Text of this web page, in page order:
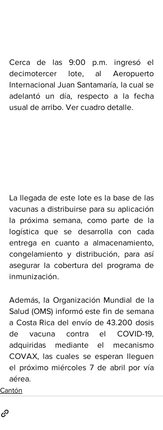
Cerca de las 9:00 p.m. ingresó el
decimotercer lote, al Aeropuerto
Internacional Juan Santamaría, la cual se
adelantó un día, respecto a la fecha
usual de arribo. Ver cuadro detalle.
La llegada de este lote es la base de las
vacunas a distribuirse para su aplicación
la próxima semana, como parte de la
logística que se desarrolla con cada
entrega en cuanto a almacenamiento,
congelamiento y distribución, para así
asegurar la cobertura del programa de
inmunización.
Además, la Organización Mundial de la
Salud (OMS) informó este fin de semana
a Costa Rica del envío de 43.200 dosis
de vacuna contra el COVID-19,
adquiridas mediante el mecanismo
COVAX, las cuales se esperan lleguen
el próximo miércoles 7 de abril por vía
aérea.
Cantón